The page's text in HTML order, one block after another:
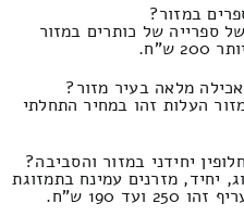
במזור?
ספרייה של כותרים במזור
מלאה בעיר מזור?
העלות זהו במחיר התחלתי
יחידני במזור והסביבה?
יחיד, מזרנים עמינח בתמזוגת
190 ש"ח.